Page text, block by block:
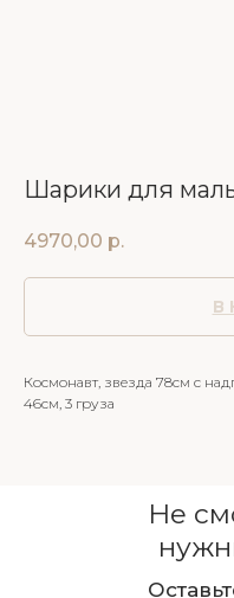
Шарики для
4970,00 р.
В
Космонавт, звезда 78см с
46см, 3 груза
Не